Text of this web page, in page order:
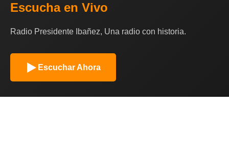
Escucha en Vivo
Radio Presidente Ibañez, Una radio con historia.
Escuchar Ahora